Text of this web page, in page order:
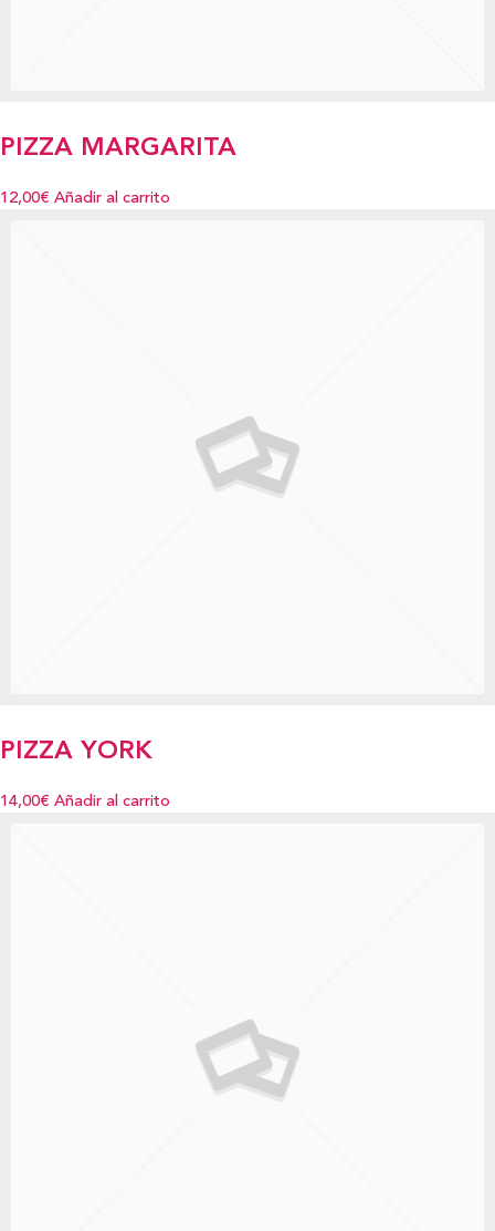
PIZZA MARGARITA
12,00€ Añadir al carrito
PIZZA YORK
14,00€ Añadir al carrito